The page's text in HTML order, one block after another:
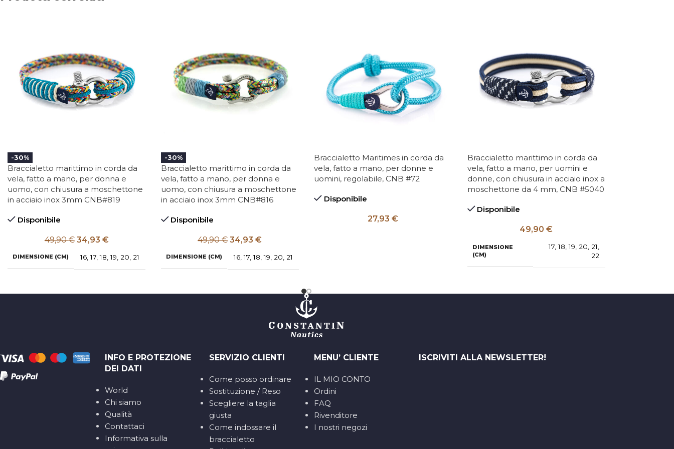
-30%
Braccialetto marittimo in corda da
vela, fatto a mano, per donna e
uomo, con chiusura a moschettone
in acciaio inox 3mm CNB#819
Disponibile
49,90€ 34,93 €
DIMENSIONE (CM) 16,17,18,19, 20, 21
-30%
Braccialetto marittimo in corda da
vela, fatto a mano, per donna e
uomo, con chiusura a moschettone
in acciaio inox 3mm CNB#816
Disponibile
49,90€ 34,93€
DIMENSIONE (CM) 16,17,18,19, 20, 21
Braccialetto Maritimes in corda da
vela, fatto a mano, per donne e
uomini, regolabile, CNB #72
Disponibile
27,93€
Braccialetto marittimo in corda da
vela, fatto a mano, per uomini e
donne, con chiusura in acciaio inox a
moschettone da 4 mm, CNB #5040
Disponibile
49,90€
DIMENSIONE
(CM)
17,18,19, 20, 21,
22
INFO E PROTEZIONE
DEI DATI
World
Chi siamo
Qualità
Contattaci
Informativa sulla
SERVIZIO CLIENTI
Come posso ordinare
Sostituzione / Reso
Scegliere la taglia
giusta
Come indossare il
braccialetto
MENU’ CLIENTE
IL MIO CONTO
Ordini
FAQ
Rivenditore
I nostri negozi
ISCRIVITI ALLA NEWSLETTER!